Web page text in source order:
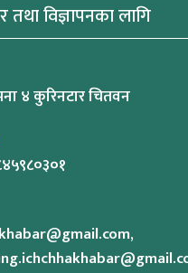
तथा विज्ञापनका लागि
४ कुरिनटार चितवन